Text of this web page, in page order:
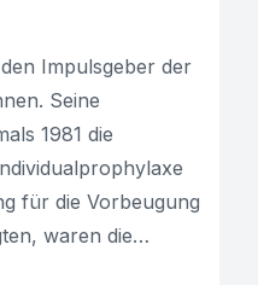
Impulsgeber der
Seine
1981 die
für die Vorbeugung
waren die…